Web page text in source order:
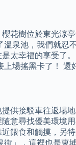
花樹位於東光涼
泉池，我們就忍
太幸福的享受了
場搖黑卡了！
供接駁車往返場
意尋找優美環境
餵食和觸摸，另
」，這裡也是東